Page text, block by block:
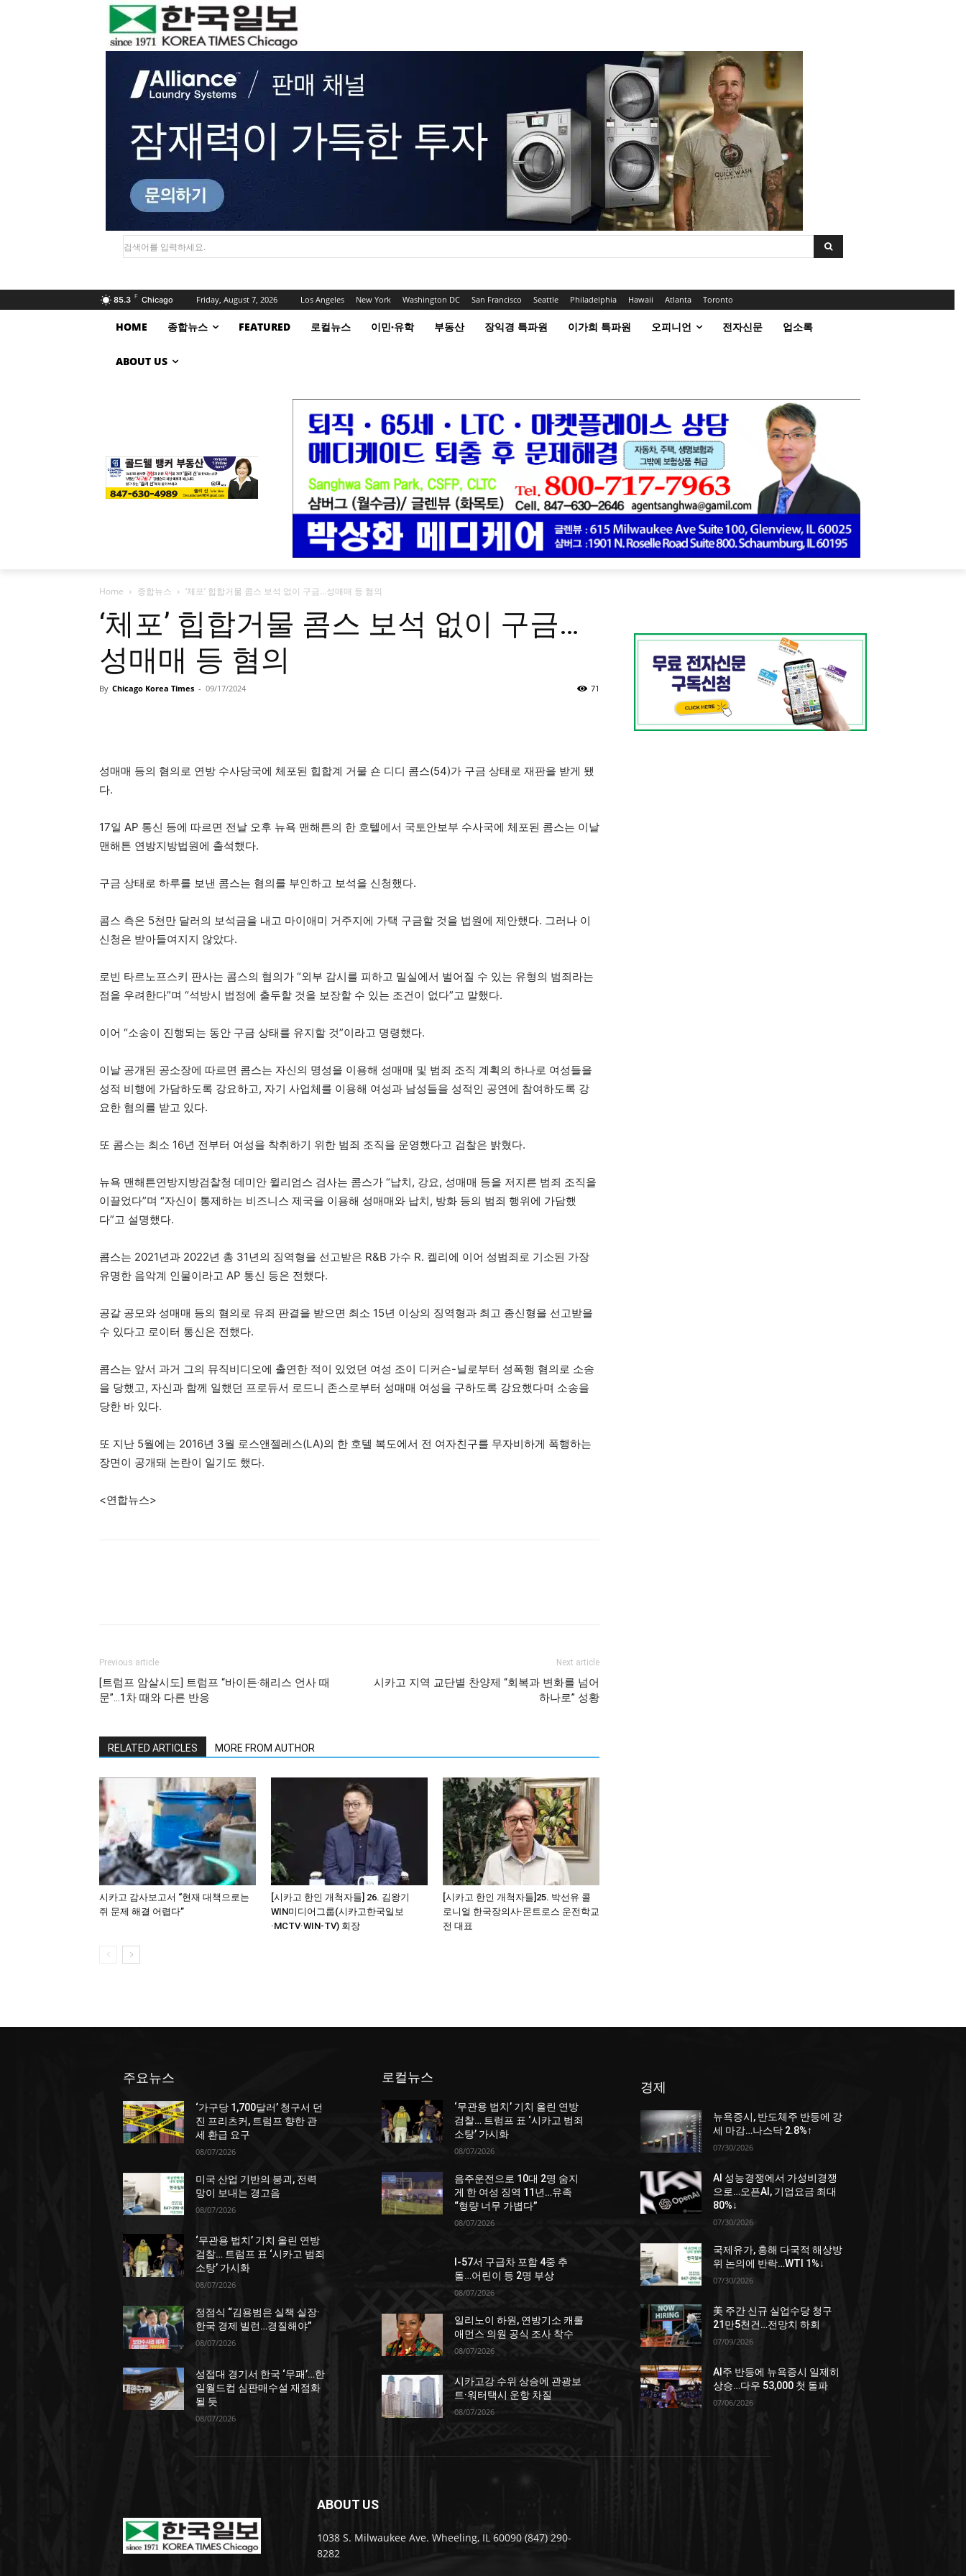
검색어를 입력하세요.
85.3 F Chicago Friday, August 7, 2026 Los Angeles New York Washington DC San Francisco Seattle Philadelphia Hawaii Atlanta Toronto
HOME 종합뉴스 FEATURED 로컬뉴스 이민·유학 부동산 장익경 특파원 이가희 특파원 오피니언 전자신문 업소록
ABOUT US
Home 종합뉴스 ‘체포’ 힙합거물 콤스 보석 없이 구금…성매매 등 혐의
‘체포’ 힙합거물 콤스 보석 없이 구금…
성매매 등 혐의
By Chicago Korea Times - 09/17/2024 71
성매매 등의 혐의로 연방 수사당국에 체포된 힙합계 거물 숀 디디 콤스(54)가 구금 상태로 재판을 받게 됐
다.
17일 AP 통신 등에 따르면 전날 오후 뉴욕 맨해튼의 한 호텔에서 국토안보부 수사국에 체포된 콤스는 이날
맨해튼 연방지방법원에 출석했다.
구금 상태로 하루를 보낸 콤스는 혐의를 부인하고 보석을 신청했다.
콤스 측은 5천만 달러의 보석금을 내고 마이애미 거주지에 가택 구금할 것을 법원에 제안했다. 그러나 이
신청은 받아들여지지 않았다.
로빈 타르노프스키 판사는 콤스의 혐의가 “외부 감시를 피하고 밀실에서 벌어질 수 있는 유형의 범죄라는
점을 우려한다”며 “석방시 법정에 출두할 것을 보장할 수 있는 조건이 없다”고 말했다.
이어 “소송이 진행되는 동안 구금 상태를 유지할 것”이라고 명령했다.
이날 공개된 공소장에 따르면 콤스는 자신의 명성을 이용해 성매매 및 범죄 조직 계획의 하나로 여성들을
성적 비행에 가담하도록 강요하고, 자기 사업체를 이용해 여성과 남성들을 성적인 공연에 참여하도록 강
요한 혐의를 받고 있다.
또 콤스는 최소 16년 전부터 여성을 착취하기 위한 범죄 조직을 운영했다고 검찰은 밝혔다.
뉴욕 맨해튼연방지방검찰청 데미안 윌리엄스 검사는 콤스가 “납치, 강요, 성매매 등을 저지른 범죄 조직을
이끌었다”며 “자신이 통제하는 비즈니스 제국을 이용해 성매매와 납치, 방화 등의 범죄 행위에 가담했
다”고 설명했다.
콤스는 2021년과 2022년 총 31년의 징역형을 선고받은 R&B 가수 R. 켈리에 이어 성범죄로 기소된 가장
유명한 음악계 인물이라고 AP 통신 등은 전했다.
공갈 공모와 성매매 등의 혐의로 유죄 판결을 받으면 최소 15년 이상의 징역형과 최고 종신형을 선고받을
수 있다고 로이터 통신은 전했다.
콤스는 앞서 과거 그의 뮤직비디오에 출연한 적이 있었던 여성 조이 디커슨-닐로부터 성폭행 혐의로 소송
을 당했고, 자신과 함께 일했던 프로듀서 로드니 존스로부터 성매매 여성을 구하도록 강요했다며 소송을
당한 바 있다.
또 지난 5월에는 2016년 3월 로스앤젤레스(LA)의 한 호텔 복도에서 전 여자친구를 무자비하게 폭행하는
장면이 공개돼 논란이 일기도 했다.
<연합뉴스>
Previous article
[트럼프 암살시도] 트럼프 “바이든·해리스 언사 때
문”…1차 때와 다른 반응
Next article
시카고 지역 교단별 찬양제 “회복과 변화를 넘어
하나로” 성황
RELATED ARTICLES MORE FROM AUTHOR
시카고 감사보고서 “현재 대책으로는
쥐 문제 해결 어렵다”
[시카고 한인 개척자들] 26. 김왕기
WIN미디어그룹(시카고한국일보
·MCTV·WIN-TV) 회장
[시카고 한인 개척자들]25. 박선유 콜
로니얼 한국장의사·몬트로스 운전학교
전 대표
주요뉴스
‘가구당 1,700달러’ 청구서 던
진 프리츠커, 트럼프 향한 관
세 환급 요구
08/07/2026
미국 산업 기반의 붕괴, 전력
망이 보내는 경고음
08/07/2026
‘무관용 법치’ 기치 올린 연방
검찰… 트럼프 표 ‘시카고 범죄
소탕’ 가시화
08/07/2026
정점식 “김용범은 실책 실장·
한국 경제 빌런…경질해야”
08/07/2026
성접대 경기서 한국 ‘무패’…한
일월드컵 심판매수설 재점화
될 듯
08/07/2026
로컬뉴스
‘무관용 법치’ 기치 올린 연방
검찰… 트럼프 표 ‘시카고 범죄
소탕’ 가시화
08/07/2026
음주운전으로 10대 2명 숨지
게 한 여성 징역 11년…유족
“형량 너무 가볍다”
08/07/2026
I-57서 구급차 포함 4중 추
돌…어린이 등 2명 부상
08/07/2026
일리노이 하원, 연방기소 캐롤
애먼스 의원 공식 조사 착수
08/07/2026
시카고강 수위 상승에 관광보
트·워터택시 운항 차질
08/07/2026
경제
뉴욕증시, 반도체주 반등에 강
세 마감…나스닥 2.8%↑
07/30/2026
AI 성능경쟁에서 가성비경쟁
으로…오픈AI, 기업요금 최대
80%↓
07/30/2026
국제유가, 홍해 다국적 해상방
위 논의에 반락…WTI 1%↓
07/30/2026
美 주간 신규 실업수당 청구
21만5천건…전망치 하회
07/09/2026
AI주 반등에 뉴욕증시 일제히
상승…다우 53,000 첫 돌파
07/06/2026
ABOUT US
1038 S. Milwaukee Ave. Wheeling, IL 60090 (847) 290-
8282